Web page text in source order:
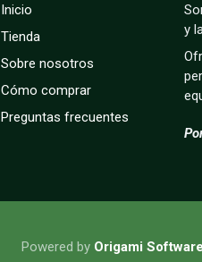
Inicio
Tienda
Sobre nosotros
Cómo comprar
Preguntas frecuentes
y
​​​​​​​​Powered by Origami Software